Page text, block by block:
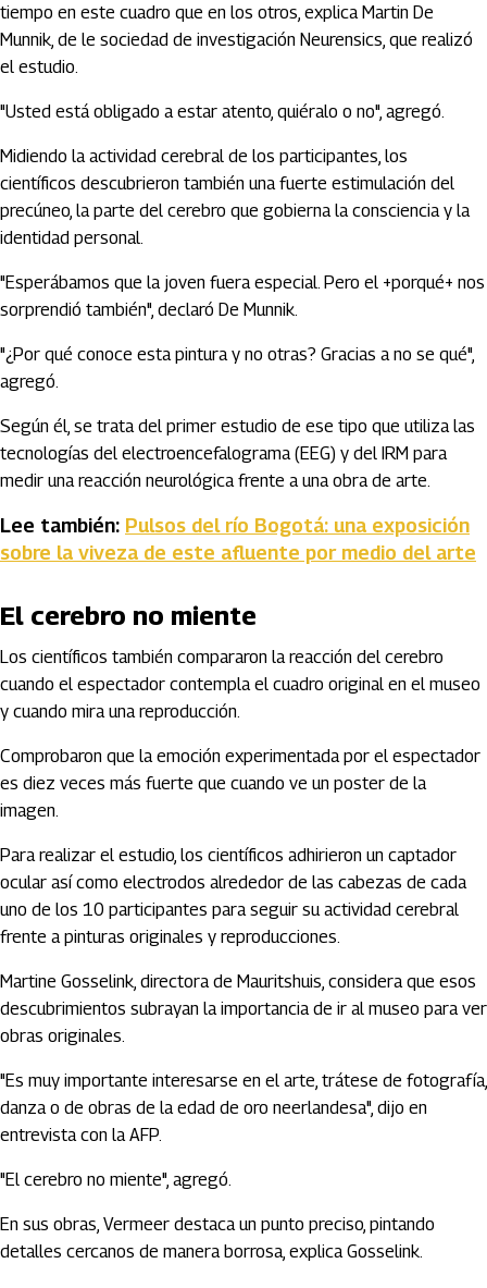
tiempo en este cuadro que en los otros, explica Martin De
Munnik, de le sociedad de investigación Neurensics, que realizó
el estudio.
"Usted está obligado a estar atento, quiéralo o no", agregó.
Midiendo la actividad cerebral de los participantes, los
científicos descubrieron también una fuerte estimulación del
precúneo, la parte del cerebro que gobierna la consciencia y la
identidad personal.
"Esperábamos que la joven fuera especial. Pero el +porqué+ nos
sorprendió también", declaró De Munnik.
"¿Por qué conoce esta pintura y no otras? Gracias a no se qué",
agregó.
Según él, se trata del primer estudio de ese tipo que utiliza las
tecnologías del electroencefalograma (EEG) y del IRM para
medir una reacción neurológica frente a una obra de arte.
Lee también: Pulsos del río Bogotá: una exposición
sobre la viveza de este afluente por medio del arte
El cerebro no miente
Los científicos también compararon la reacción del cerebro
cuando el espectador contempla el cuadro original en el museo
y cuando mira una reproducción.
Comprobaron que la emoción experimentada por el espectador
es diez veces más fuerte que cuando ve un poster de la
imagen.
Para realizar el estudio, los científicos adhirieron un captador
ocular así como electrodos alrededor de las cabezas de cada
uno de los 10 participantes para seguir su actividad cerebral
frente a pinturas originales y reproducciones.
Martine Gosselink, directora de Mauritshuis, considera que esos
descubrimientos subrayan la importancia de ir al museo para ver
obras originales.
"Es muy importante interesarse en el arte, trátese de fotografía,
danza o de obras de la edad de oro neerlandesa", dijo en
entrevista con la AFP.
"El cerebro no miente", agregó.
En sus obras, Vermeer destaca un punto preciso, pintando
detalles cercanos de manera borrosa, explica Gosselink.